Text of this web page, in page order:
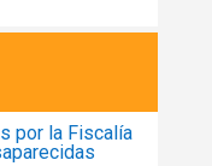
por la Fiscalía